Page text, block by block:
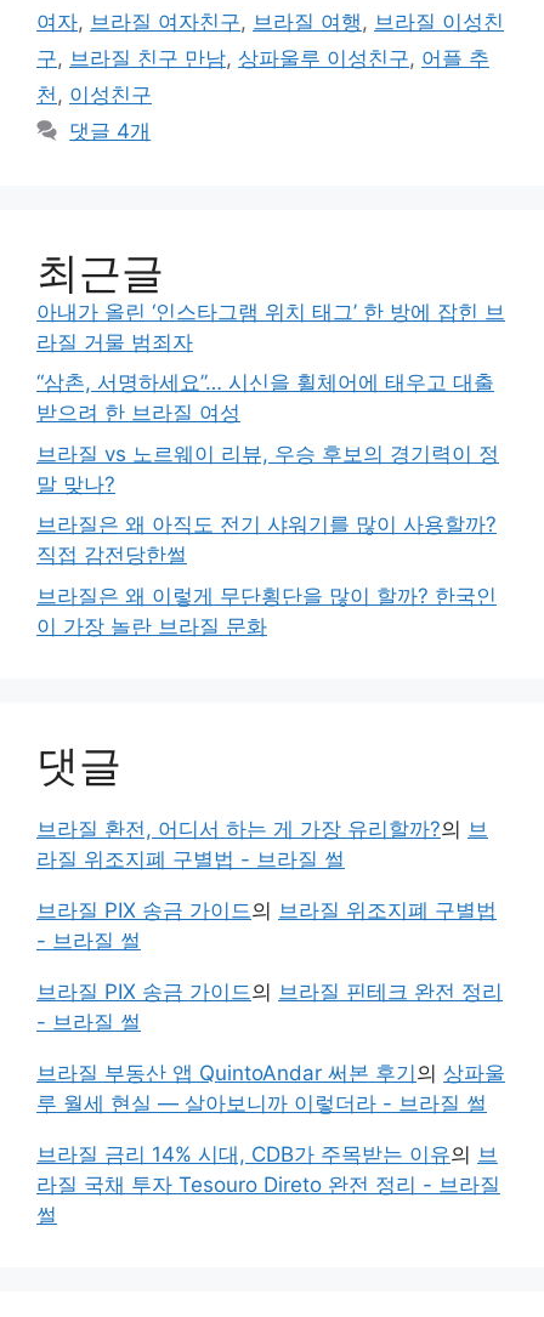
여자, 브라질 여자친구, 브라질 여행 , 브라질 이성친
구, 브라질 친구 만남, 상파울루 이성친구, 어플 추
천 , 이성친구
댓글 4개
최근글
아내가 올린 ‘인스타그램 위치 태그’ 한 방에 잡힌 브
라질 거물 범죄자
“삼촌, 서명하세요”… 시신을 휠체어에 태우고 대출
받으려 한 브라질 여성
브라질 vs 노르웨이 리뷰, 우승 후보의 경기력이 정
말 맞나?
브라질은 왜 아직도 전기 샤워기를 많이 사용할까?
직접 감전당한썰
브라질은 왜 이렇게 무단횡단을 많이 할까? 한국인
이 가장 놀란 브라질 문화
댓글
브라질 환전, 어디서 하는 게 가장 유리할까?의 브
라질 위조지폐 구별법 - 브라질 썰
브라질 PIX 송금 가이드의 브라질 위조지폐 구별법
- 브라질 썰
브라질 PIX 송금 가이드의 브라질 핀테크 완전 정리
- 브라질 썰
브라질 부동산 앱 QuintoAndar 써본 후기의 상파울
루 월세 현실 — 살아보니까 이렇더라 - 브라질 썰
브라질 금리 14% 시대, CDB가 주목받는 이유의 브
라질 국채 투자 Tesouro Direto 완전 정리 - 브라질
썰